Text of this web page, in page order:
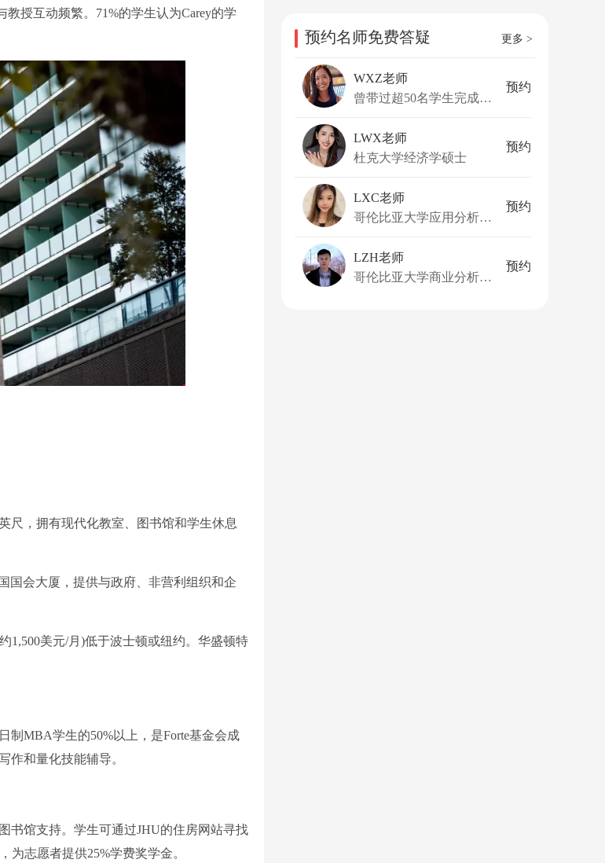
授互动频繁。71%的学生认为Carey的学
，拥有现代化教室、图书馆和学生休息
会大厦，提供与政府、非营利组织和企
美元/月)低于波士顿或纽约。华盛顿特
MBA学生的50%以上，是Forte基金会成
作和量化技能辅导。
馆支持。学生可通过JHU的住房网站寻找
为志愿者提供25%学费奖学金。
预约名师免费答疑 更多 >
WXZ老师
曾带过超50名学生完成升学
预约
LWX老师
杜克大学经济学硕士
预约
LXC老师
哥伦比亚大学应用分析硕士
预约
LZH老师
哥伦比亚大学商业分析硕士
预约